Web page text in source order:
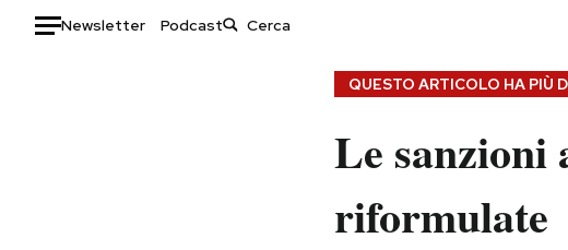
Newsletter Podcast
QUESTO ARTICOLO HA PIÙ
Le sanzioni
riformulate